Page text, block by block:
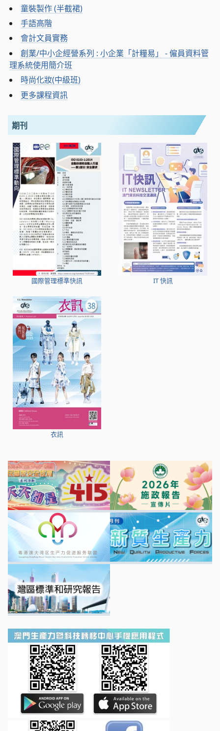
童裝製作 (半截裙)
手語高階
會計文員實務
創業/中小企經營系列 : 小企業「計糧易」 - 僱員資料管
理系統使用簡介班
時尚化妝(中級班)
更多課程資訊
期刊
國際管理標準快訊 IT 快訊
衣訊